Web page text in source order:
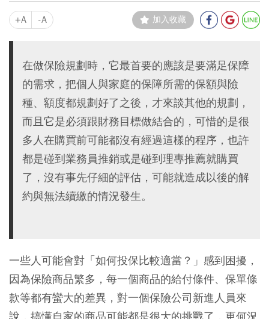
+A -A 加入收藏
在做保險規劃時，它最首要的應該是要滿足保障
的需求，把個人與家庭的保障所需的保額與險
種、額度都規劃好了之後，才來談其他的規劃，
而且它是必須跟財務目標做結合的，可惜的是很
多人在購買前可能都沒有經過這樣的程序，也許
都是碰到業務員推銷或是碰到理專推薦就購買
了，沒有事先仔細的評估，可能就造成以後的解
約與無法續繳的情況發生。
一些人可能會對「如何投保比較適當？」感到困擾，
因為保險商品繁多，每一個商品的給付條件、保單條
款等都有蠻大的差異，對一個保險公司新進人員來